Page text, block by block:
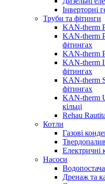
Інверторні
Труби та фітинги
KAN-therm
KAN-therm
фітингах
KAN-therm
KAN-therm
фітингах
KAN-therm
фітингах
KAN-therm
кільці
Rehau
Котли
Газові
Електричні
Насоси
Дренаж та